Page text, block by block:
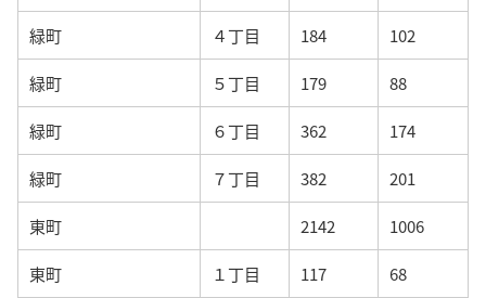
緑町 ４丁目 184 102
緑町 ５丁目 179 88
緑町 ６丁目 362 174
緑町 ７丁目 382 201
東町 2142 1006
東町 １丁目 117 68